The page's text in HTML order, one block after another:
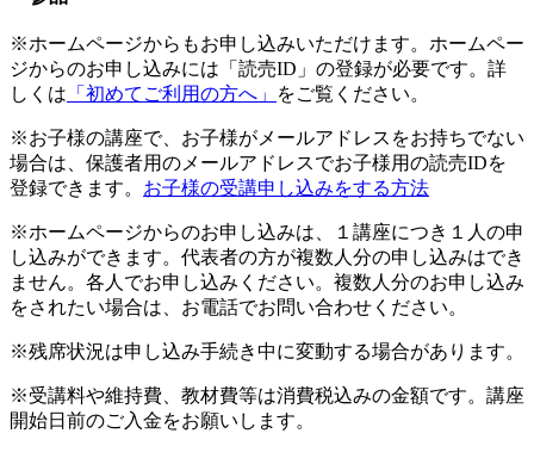
※ホームページからもお申し込みいただけます。ホームペー
ジからのお申し込みには「読売ID」の登録が必要です。詳
しくは 「初めてご利用の方へ」 をご覧ください。
※お子様の講座で、お子様がメールアドレスをお持ちでない
場合は、保護者用のメールアドレスでお子様用の読売IDを
登録できます。 お子様の受講申し込みをする方法
※ホームページからのお申し込みは、１講座につき１人の申
し込みができます。代表者の方が複数人分の申し込みはでき
ません。各人でお申し込みください。複数人分のお申し込み
をされたい場合は、お電話でお問い合わせください。
※残席状況は申し込み手続き中に変動する場合があります。
※受講料や維持費、教材費等は消費税込みの金額です。講座
開始日前のご入金をお願いします。